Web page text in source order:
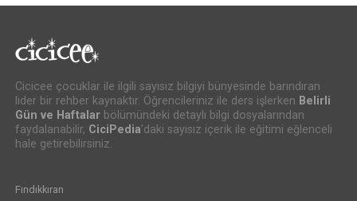
Cicicee çocuklar ile ilgili sayısız bilgiyi bünyesinde barındıran
lider bir rehber kaynaktır. Öğrencileriniz ile ders işlerken Belirli
Gün ve Haftalarbölümündeki detaylı bilgi dosyalarından
faydalanabilir, CiciPedia’daki sayısız içerik ile eğitimi eğlenceli
hale getirebilirsiniz.
Fındıkkıran